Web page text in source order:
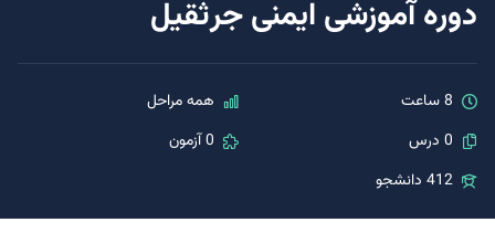
دوره آموزشی ایمنی جرثقیل
8 ساعت
همه مراحل
0 درس
0 آزمون
412 دانشجو